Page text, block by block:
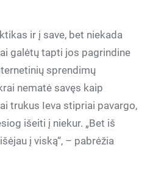
ir į save, bet niekada
galėtų tapti jos pagrindine
sprendimų
nematė savęs kaip
trukus Ieva stipriai pavargo,
išeiti į niekur. „Bet iš
į viską“, – pabrėžia